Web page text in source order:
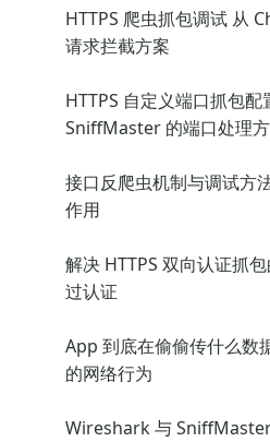
HTTPS 爬虫抓包调试 从
请求拦截方案
HTTPS 自定义端口抓包
SniffMaster 的端口处理
接口反爬虫机制与调试方
作用
解决 HTTPS 双向认证抓
过认证
App 到底在偷偷传什么数
的网络行为
Wireshark 与